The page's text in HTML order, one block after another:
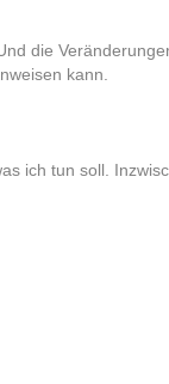
die
kann.
ich tun soll.